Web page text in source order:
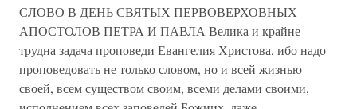
СЛОВО В ДЕНЬ СВЯТЫХ ПЕРВОВЕРХОВНЫХ
АПОСТОЛОВ ПЕТРА И ПАВЛА Велика и крайне
трудна задача проповеди Евангелия Христова, ибо надо
проповедовать не только словом, но и всей жизнью
своей, всем существом своим, всеми делами своими,